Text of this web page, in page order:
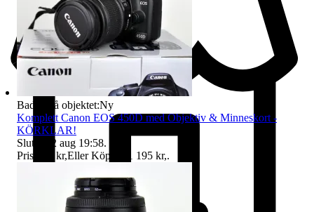
Badge på objektet:Ny
Komplett Canon EOS 450D med Objektiv & Minneskort -
KÖRKLAR!
Sluttid
12 aug 19:58.
Pris:
995 kr,Eller Köp nu 1 195 kr,.